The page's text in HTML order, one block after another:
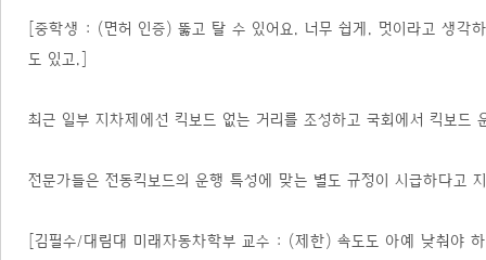
[중학생 : (면허 인증) 뚫고 탈 수 있어요. 너무 쉽게. 멋이라고 생각
도 있고.]
최근 일부 지차제에선 킥보드 없는 거리를 조성하고 국회에서 킥보
전문가들은 전동킥보드의 운행 특성에 맞는 별도 규정이 시급하다고
[김필수/대림대 미래자동차학부 교수 : (제한) 속도도 아예 낮춰야